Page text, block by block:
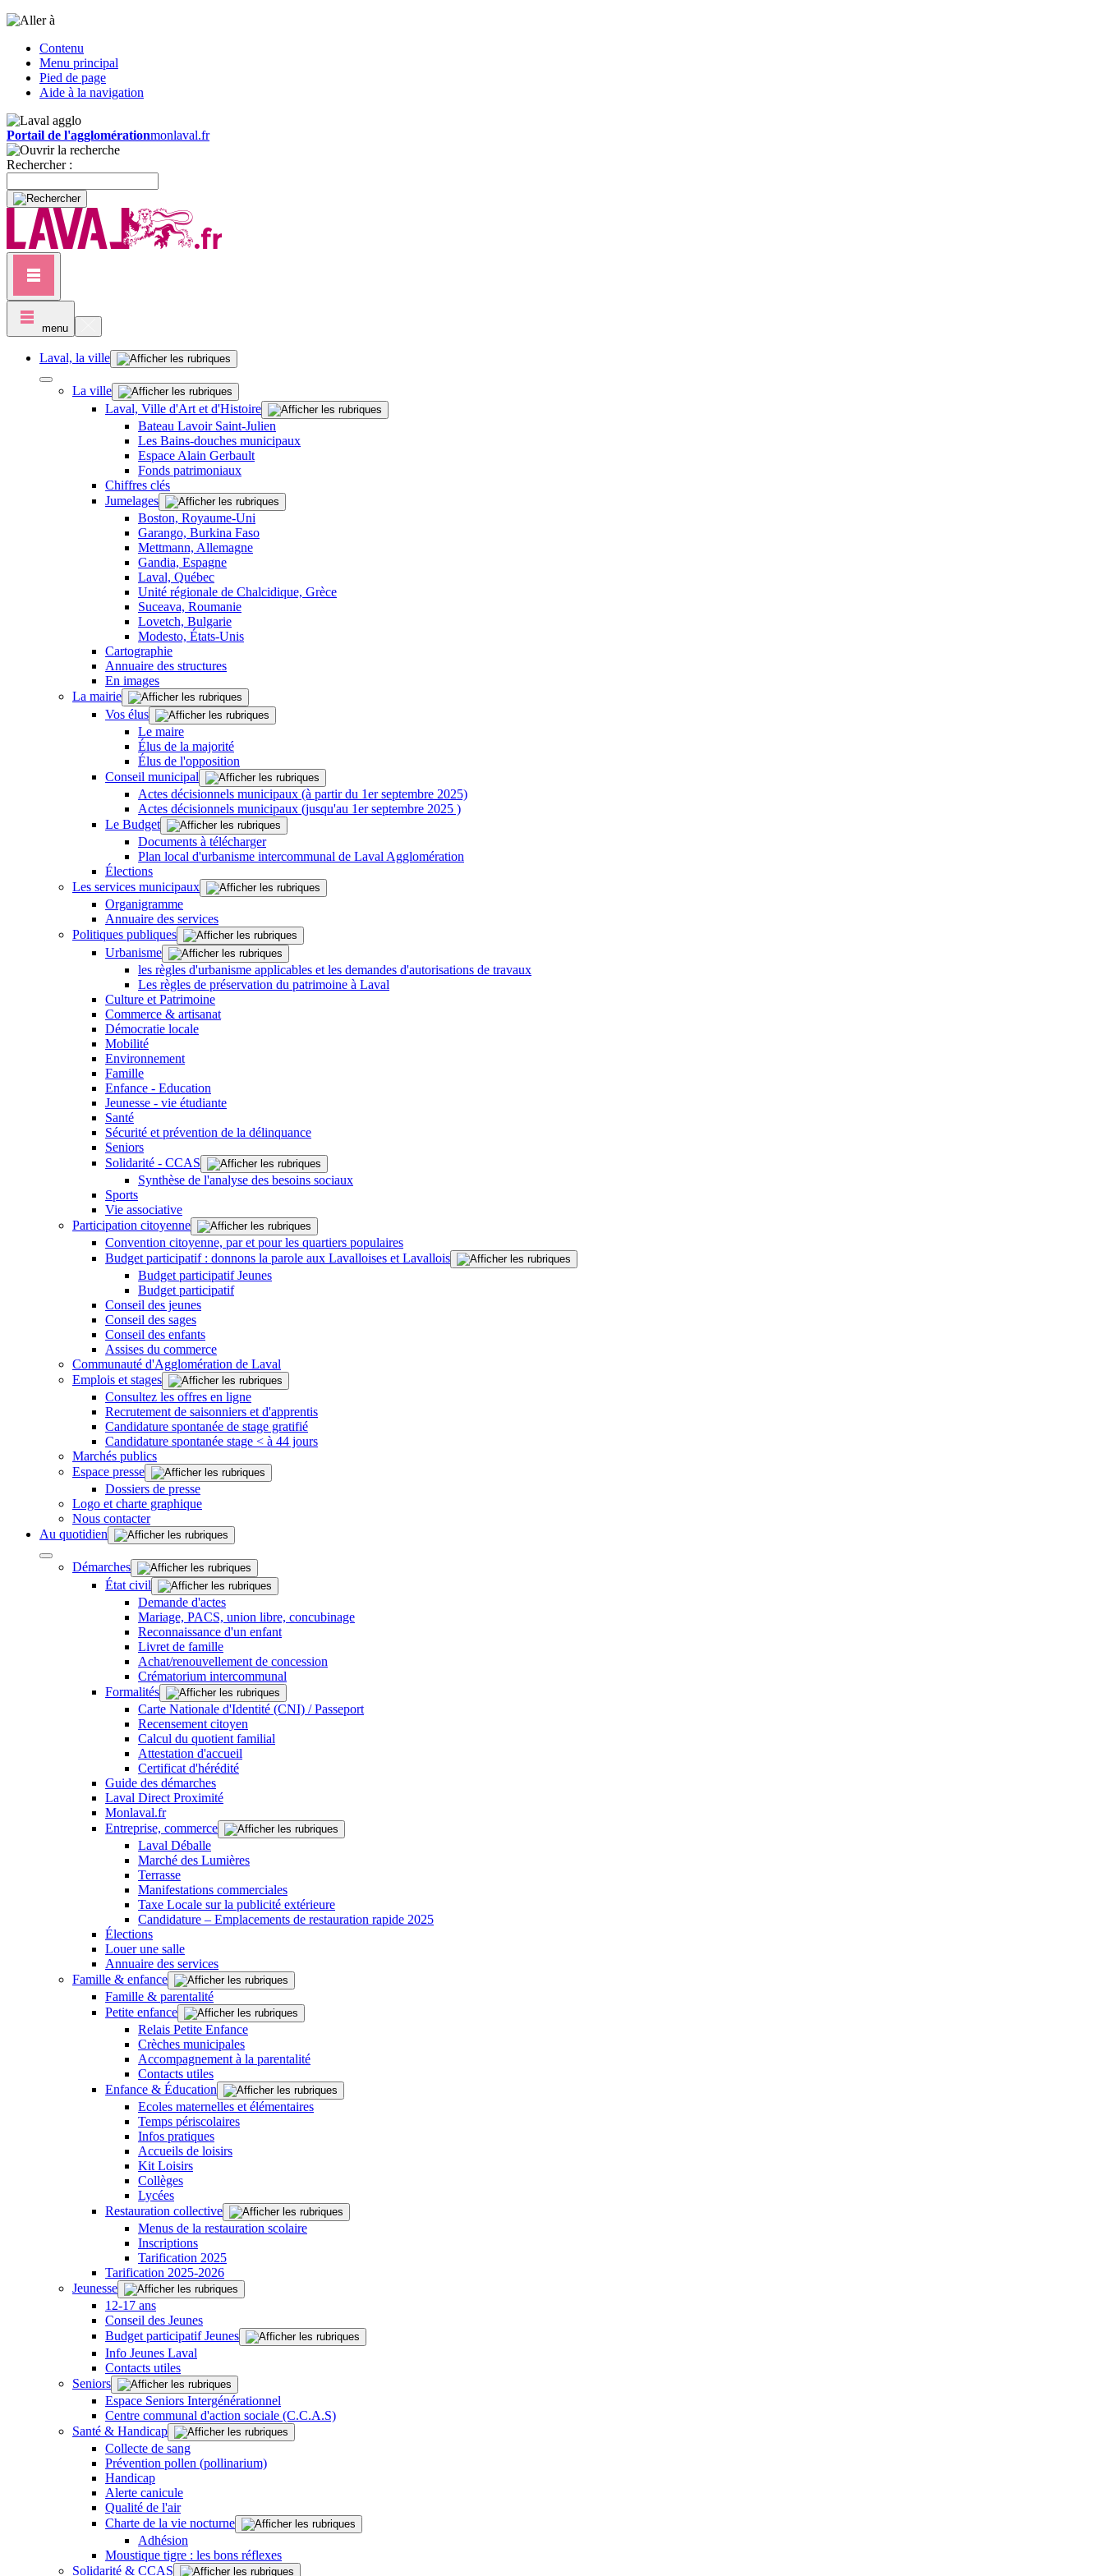
Contenu
Menu principal
Pied de page
Aide à la navigation
Portail de l'agglomérationmonlaval.fr
Rechercher :
menu
Laval, la ville
La ville
Laval, Ville d'Art et d'Histoire
Bateau Lavoir Saint-Julien
Les Bains-douches municipaux
Espace Alain Gerbault
Fonds patrimoniaux
Chiffres clés
Jumelages
Boston, Royaume-Uni
Garango, Burkina Faso
Mettmann, Allemagne
Gandia, Espagne
Laval, Québec
Unité régionale de Chalcidique, Grèce
Suceava, Roumanie
Lovetch, Bulgarie
Modesto, États-Unis
Cartographie
Annuaire des structures
En images
La mairie
Vos élus
Le maire
Élus de la majorité
Élus de l'opposition
Conseil municipal
Actes décisionnels municipaux (à partir du 1er septembre 2025)
Actes décisionnels municipaux (jusqu'au 1er septembre 2025 )
Le Budget
Documents à télécharger
Plan local d'urbanisme intercommunal de Laval Agglomération
Élections
Les services municipaux
Organigramme
Annuaire des services
Politiques publiques
Urbanisme
les règles d'urbanisme applicables et les demandes d'autorisations de travaux
Les règles de préservation du patrimoine à Laval
Culture et Patrimoine
Commerce & artisanat
Démocratie locale
Mobilité
Environnement
Famille
Enfance - Education
Jeunesse - vie étudiante
Santé
Sécurité et prévention de la délinquance
Seniors
Solidarité - CCAS
Synthèse de l'analyse des besoins sociaux
Sports
Vie associative
Participation citoyenne
Convention citoyenne, par et pour les quartiers populaires
Budget participatif : donnons la parole aux Lavalloises et Lavallois
Budget participatif Jeunes
Budget participatif
Conseil des jeunes
Conseil des sages
Conseil des enfants
Assises du commerce
Communauté d'Agglomération de Laval
Emplois et stages
Consultez les offres en ligne
Recrutement de saisonniers et d'apprentis
Candidature spontanée de stage gratifié
Candidature spontanée stage < à 44 jours
Marchés publics
Espace presse
Dossiers de presse
Logo et charte graphique
Nous contacter
Au quotidien
Démarches
État civil
Demande d'actes
Mariage, PACS, union libre, concubinage
Reconnaissance d'un enfant
Livret de famille
Achat/renouvellement de concession
Crématorium intercommunal
Formalités
Carte Nationale d'Identité (CNI) / Passeport
Recensement citoyen
Calcul du quotient familial
Attestation d'accueil
Certificat d'hérédité
Guide des démarches
Laval Direct Proximité
Monlaval.fr
Entreprise, commerce
Laval Déballe
Marché des Lumières
Terrasse
Manifestations commerciales
Taxe Locale sur la publicité extérieure
Candidature – Emplacements de restauration rapide 2025
Élections
Louer une salle
Annuaire des services
Famille & enfance
Famille & parentalité
Petite enfance
Relais Petite Enfance
Crèches municipales
Accompagnement à la parentalité
Contacts utiles
Enfance & Éducation
Ecoles maternelles et élémentaires
Temps périscolaires
Infos pratiques
Accueils de loisirs
Kit Loisirs
Collèges
Lycées
Restauration collective
Menus de la restauration scolaire
Inscriptions
Tarification 2025
Tarification 2025-2026
Jeunesse
12-17 ans
Conseil des Jeunes
Budget participatif Jeunes
Info Jeunes Laval
Contacts utiles
Seniors
Espace Seniors Intergénérationnel
Centre communal d'action sociale (C.C.A.S)
Santé & Handicap
Collecte de sang
Prévention pollen (pollinarium)
Handicap
Alerte canicule
Qualité de l'air
Charte de la vie nocturne
Adhésion
Moustique tigre : les bons réflexes
Solidarité & CCAS